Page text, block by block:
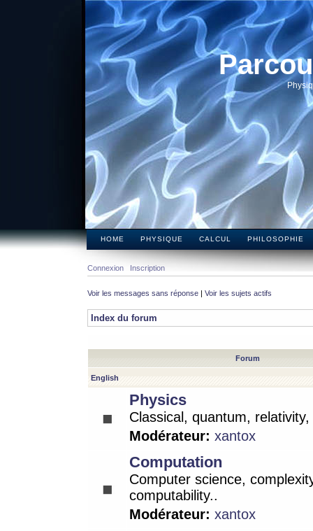
HOME PHYSIQUE CALCUL PHILOSOPHIE
Connexion Inscription
Voir les messages sans réponse | Voir les sujets actifs
Index du forum
Forum
English
Physics
Classical, quantum,
Modérateur: xantox
Computation
Computer science,
computability..
Modérateur: xantox